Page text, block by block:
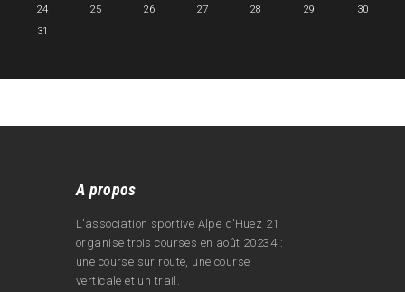
24
25 26 27 28 29
30
31
A propos
L’association sportive Alpe d’Huez 21
organise trois courses en août 20234 :
une course sur route, une course
verticale et un trail.